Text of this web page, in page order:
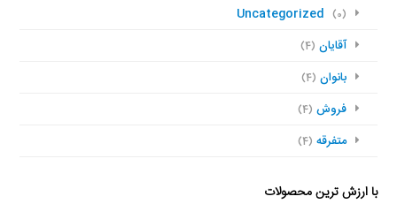
Uncategorized (0)
آقایان (4)
بانوان (4)
فروش (4)
متفرقه (4)
با ارزش ترین محصولات